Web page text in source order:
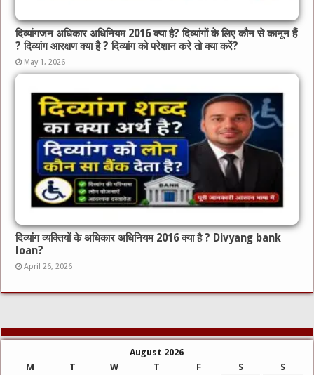
दिव्यांगजन अधिकार अधिनियम 2016 क्या है? दिव्यांगों के लिए कौन से कानून हैं
? दिव्यांग आरक्षण क्या है ? दिव्यांग को परेशान करे तो क्या करें?
May 1, 2026
दिव्यांग व्यक्तियों के अधिकार अधिनियम 2016 क्या है ? Divyang bank
loan?
April 26, 2026
August 2026
M
T W T F S
S